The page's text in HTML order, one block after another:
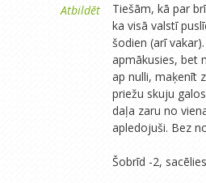
Atbildēt
Tiešām, kā par
ka visā valstī
šodien (arī
apmākusies, bet
ap nulli, maķenīt
priežu skuju
daļa zaru no
apledojuši. Bez
Šobrīd -2,